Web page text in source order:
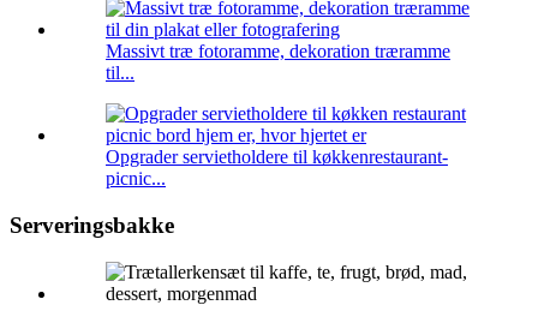
Massivt træ fotoramme, dekoration træramme
til...
Opgrader servietholdere til køkkenrestaurant-
picnic...
Serveringsbakke